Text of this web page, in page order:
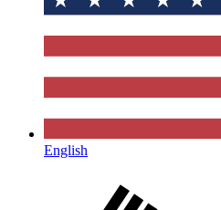
English